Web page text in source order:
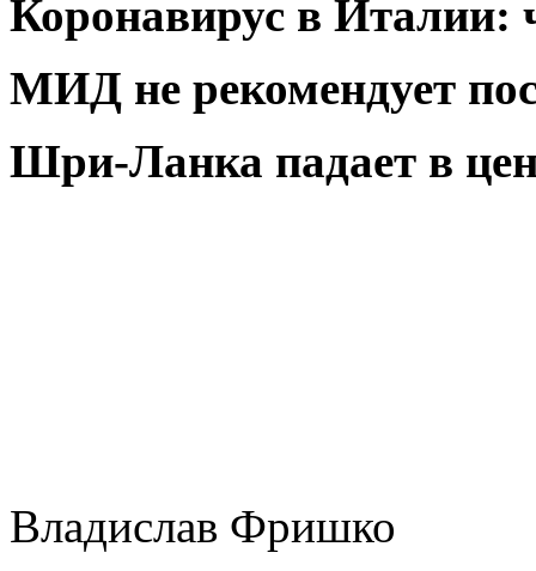
Коронавирус в Италии:
МИД не рекомендует
Шри-Ланка падает в
Владислав Фришко